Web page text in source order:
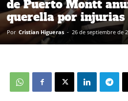
de Puerto Montt
querella por injurias
Por Cristian Higueras - 26 de septiembre de